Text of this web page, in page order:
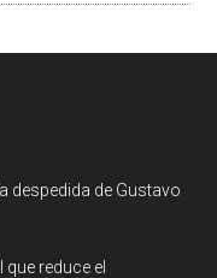
despedida de Gustavo
reduce el